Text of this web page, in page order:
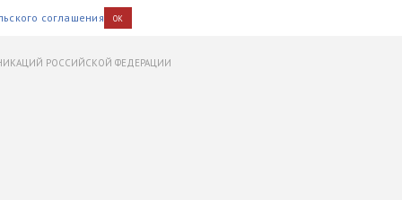
соглашения OK
РОССИЙСКОЙ ФЕДЕРАЦИИ